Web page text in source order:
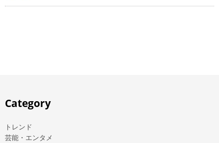
Category
トレンド
芸能・エンタメ